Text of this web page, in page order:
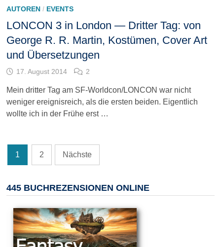
AUTOREN/ EVENTS
LONCON 3 in London — Dritter Tag: von
George R. R. Martin, Kostümen, Cover Art
und Übersetzungen
17. August 2014 2
Mein dritter Tag am SF-Worldcon/LONCON war nicht
weniger ereignisreich, als die ersten beiden. Eigentlich
wollte ich in der Frühe erst …
Seitennummerierung
der
1 2 Nächste
445 BUCHREZENSIONEN ONLINE